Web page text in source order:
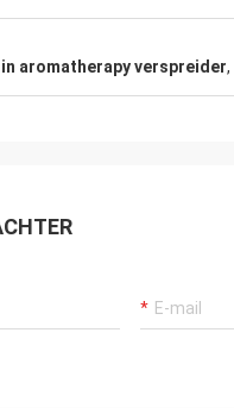
Het is
aromatherapy verspreider,